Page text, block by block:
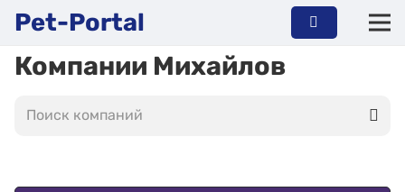
Pet-Portal
Компании Михайлов